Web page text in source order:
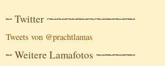
Twitter
Tweets von @prachtlamas
Weitere Lamafotos